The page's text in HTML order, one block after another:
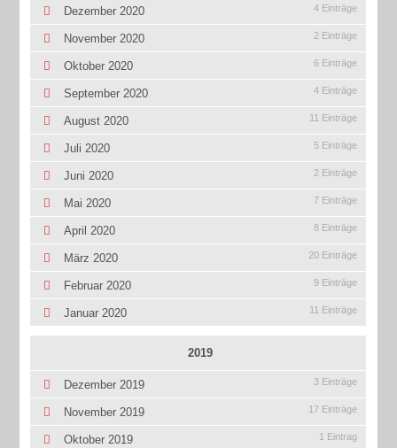
Dezember 2020 4 Einträge
November 2020 2 Einträge
Oktober 2020 6 Einträge
September 2020 4 Einträge
August 2020 11 Einträge
Juli 2020 5 Einträge
Juni 2020 2 Einträge
Mai 2020 7 Einträge
April 2020 8 Einträge
März 2020 20 Einträge
Februar 2020 9 Einträge
Januar 2020 11 Einträge
2019
Dezember 2019 3 Einträge
November 2019 17 Einträge
Oktober 2019 1 Eintrag